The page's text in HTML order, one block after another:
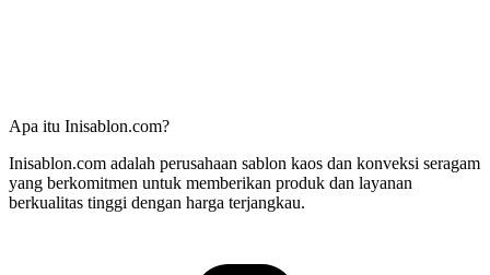
Apa itu Inisablon.com?
Inisablon.com adalah perusahaan sablon kaos dan konveksi seragam
yang berkomitmen untuk memberikan produk dan layanan
berkualitas tinggi dengan harga terjangkau.